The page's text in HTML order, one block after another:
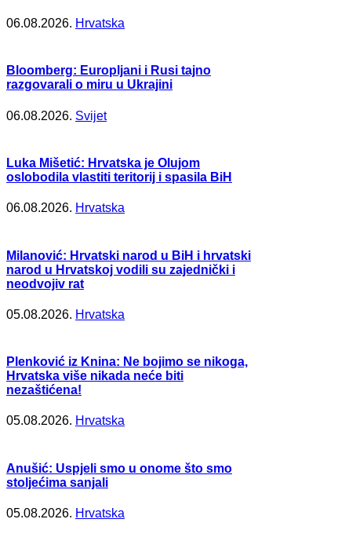
06.08.2026. Hrvatska
Bloomberg: Europljani i Rusi tajno
razgovarali o miru u Ukrajini
06.08.2026. Svijet
Luka Mišetić: Hrvatska je Olujom
oslobodila vlastiti teritorij i spasila BiH
06.08.2026. Hrvatska
Milanović: Hrvatski narod u BiH i hrvatski
narod u Hrvatskoj vodili su zajednički i
neodvojiv rat
05.08.2026. Hrvatska
Plenković iz Knina: Ne bojimo se nikoga,
Hrvatska više nikada neće biti
nezaštićena!
05.08.2026. Hrvatska
Anušić: Uspjeli smo u onome što smo
stoljećima sanjali
05.08.2026. Hrvatska